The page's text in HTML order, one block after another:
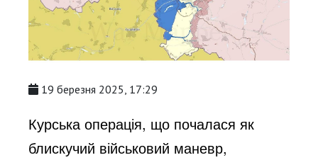
19 березня 2025, 17:29
Курська операція, що почалася як
блискучий військовий маневр,